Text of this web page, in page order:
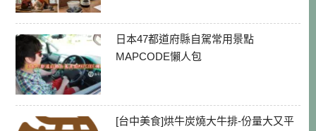
日本47都道府縣自駕常用景點
MAPCODE懶人包
[台中美食]烘牛炭燒大牛排-份量大又平